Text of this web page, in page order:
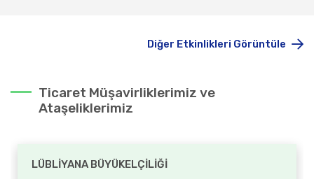
Diğer Etkinlikleri Görüntüle
Ticaret Müşavirliklerimiz ve
Ataşeliklerimiz
LÜBLİYANA BÜYÜKELÇİLİĞİ